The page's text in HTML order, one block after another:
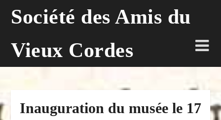
Société des Amis du
Vieux Cordes
Inauguration du musée le 17